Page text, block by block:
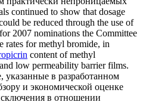
continued to show that dosage
be reduced through the use of
2007 nominations the Committee
rates for methyl bromide, in
content of methyl
low permeability barrier films.
в разработанном
и экономической оценке
в отношении